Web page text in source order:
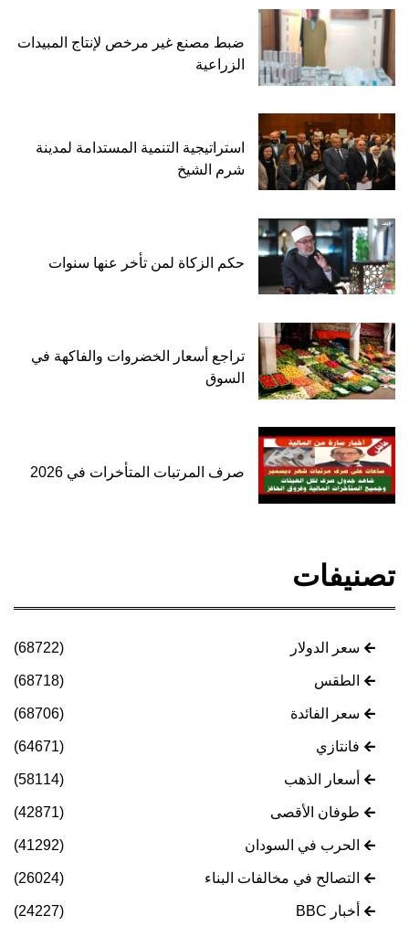
ضبط مصنع غير مرخص لإنتاج المبيدات
الزراعية
استراتيجية التنمية المستدامة لمدينة
شرم الشيخ
حكم الزكاة لمن تأخر عنها سنوات
تراجع أسعار الخضروات والفاكهة في
السوق
صرف المرتبات المتأخرات في 2026
تصنيفات
سعر الدولار (68722)
الطقس (68718)
سعر الفائدة (68706)
فانتازي (64671)
أسعار الذهب (58114)
طوفان الأقصى (42871)
الحرب في السودان (41292)
التصالح في مخالفات البناء (26024)
أخبار BBC (24227)